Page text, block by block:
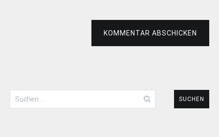
KOMMENTAR ABSCHICKEN
Suchen
nach: